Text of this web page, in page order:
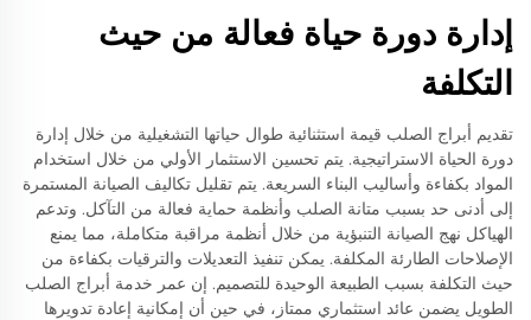
إدارة دورة حياة فعالة من حيث
التكلفة
تقديم أبراج الصلب قيمة استثنائية طوال حياتها التشغيلية من خلال إدارة
دورة الحياة الاستراتيجية. يتم تحسين الاستثمار الأولي من خلال استخدام
المواد بكفاءة وأساليب البناء السريعة. يتم تقليل تكاليف الصيانة المستمرة
إلى أدنى حد بسبب متانة الصلب وأنظمة حماية فعالة من التآكل. وتدعم
الهياكل نهج الصيانة التنبؤية من خلال أنظمة مراقبة متكاملة، مما يمنع
الإصلاحات الطارئة المكلفة. يمكن تنفيذ التعديلات والترقيات بكفاءة من
حيث التكلفة بسبب الطبيعة الوحيدة للتصميم. إن عمر خدمة أبراج الصلب
الطويل يضمن عائد استثماري ممتاز، في حين أن إمكانية إعادة تدويرها